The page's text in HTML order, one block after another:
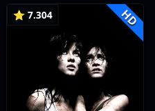
⭐ 7.304 HD